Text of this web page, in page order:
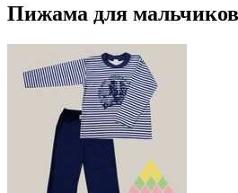
Пижама для мальчиков